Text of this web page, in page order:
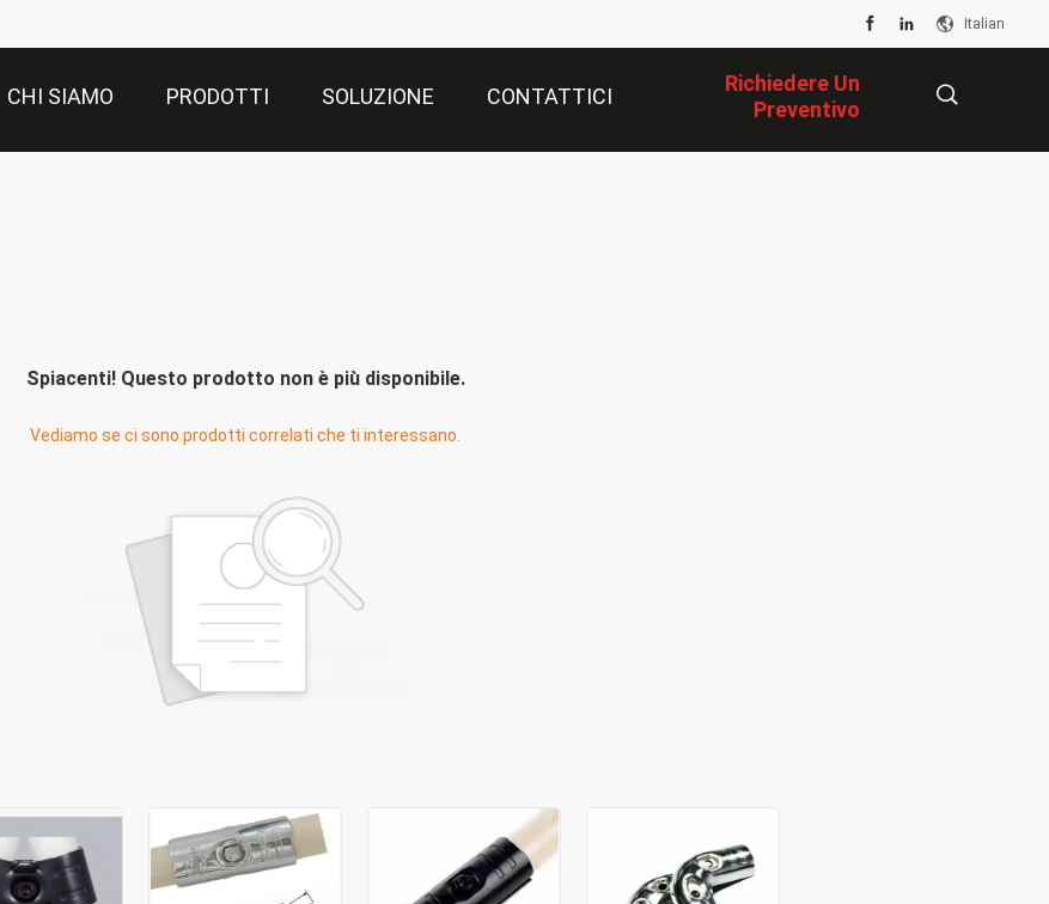
Italian
CHI SIAMO PRODOTTI SOLUZIONE CONTATTICI
Richiedere Un
Preventivo
Spiacenti! Questo prodotto non è più disponibile.
Vediamo se ci sono prodotti correlati che ti interessano.